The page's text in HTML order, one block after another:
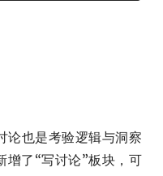
论也是考验逻辑与洞察
增了“写讨论”板块，可